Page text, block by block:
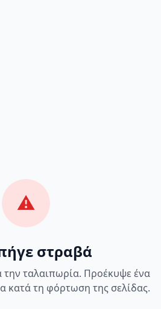
⚠️
στραβά
την ταλαιπωρία. Προέκυψε ένα
κατά τη φόρτωση της σελίδας.